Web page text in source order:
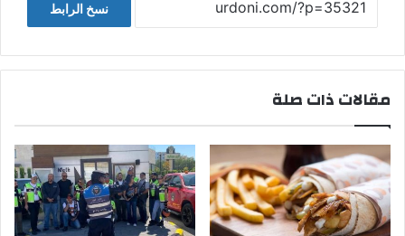
نسخ الرابط
مقالات ذات صلة